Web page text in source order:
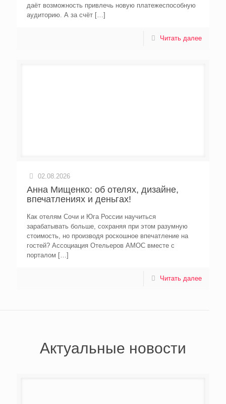
даёт возможность привлечь новую платежеспособную
аудиторию. А за счёт […]
Читать далее
02.08.2026
Анна Мищенко: об отелях, дизайне,
впечатлениях и деньгах!
Как отелям Сочи и Юга России научиться
зарабатывать больше, сохраняя при этом разумную
стоимость, но производя роскошное впечатление на
гостей? Ассоциация Отельеров АМОС вместе с
порталом […]
Читать далее
Актуальные новости